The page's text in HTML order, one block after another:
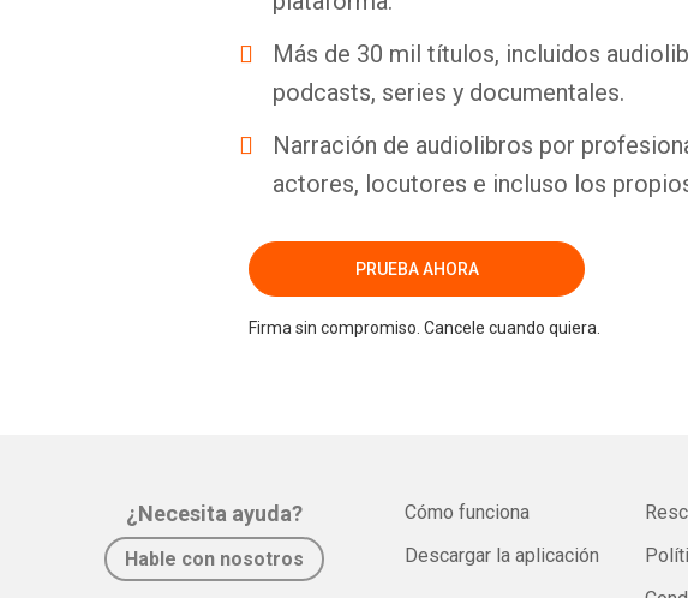
Más de 30 mil títulos, incluidos
podcasts, series y documentales.
Narración de audiolibros por
actores, locutores e incluso los
PRUEBA AHORA
Firma sin compromiso. Cancele cuando quiera.
¿Necesita ayuda?
Hable con nosotros
Cómo funciona
Descargar la aplicación